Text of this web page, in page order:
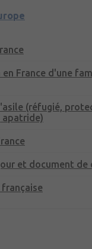
France d'une
(réfugié,
apatride)
et document de